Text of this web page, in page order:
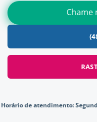
Chame
Horário de atendimento: